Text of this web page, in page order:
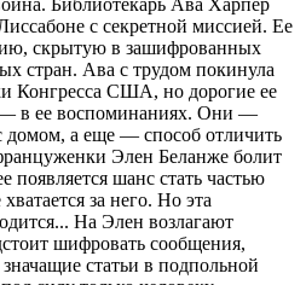
с секретной миссией. Ее
скрытую в зашифрованных
стран. Ава с трудом покинула
Конгресса США, но дорогие ее
— в ее воспоминаниях. Они —
домом, а еще — способ отличить
Элен Беланже болит
появляется шанс стать частью
за него. Но эта
На Элен возлагают
шифровать сообщения,
статьи в подпольной